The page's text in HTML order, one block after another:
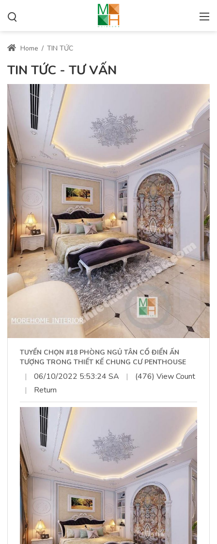
Home / TIN TỨC
TIN TỨC - TƯ VẤN
TUYỂN CHỌN #18 PHÒNG NGỦ TÂN CỔ ĐIỂN ẤN
TƯỢNG TRONG THIẾT KẾ CHUNG CƯ PENTHOUSE
| 06/10/2022 5:53:24 SA |
(476) View Count
|
Return